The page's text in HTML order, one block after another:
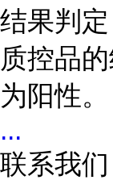
结果判
质控品
为阳性。
...
联系我们